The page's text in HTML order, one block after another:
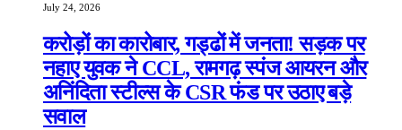
July 24, 2026
करोड़ों का कारोबार, गड्ढों में जनता! सड़क पर
नहाए युवक ने CCL, रामगढ़ स्पंज आयरन और
अनिंदिता स्टील्स के CSR फंड पर उठाए बड़े
सवाल